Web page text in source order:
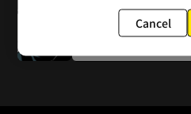
Cancel